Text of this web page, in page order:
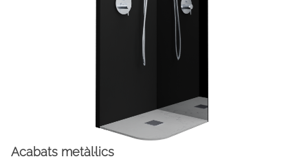
Acabats metàl·lics